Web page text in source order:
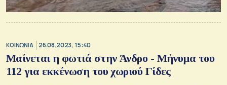
ΚΟΙΝΩΝΙΑ 26.08.2023, 15:40
Μαίνεται η φωτιά στην Άνδρο - Μήνυμα του
112 για εκκένωση του χωριού Γίδες